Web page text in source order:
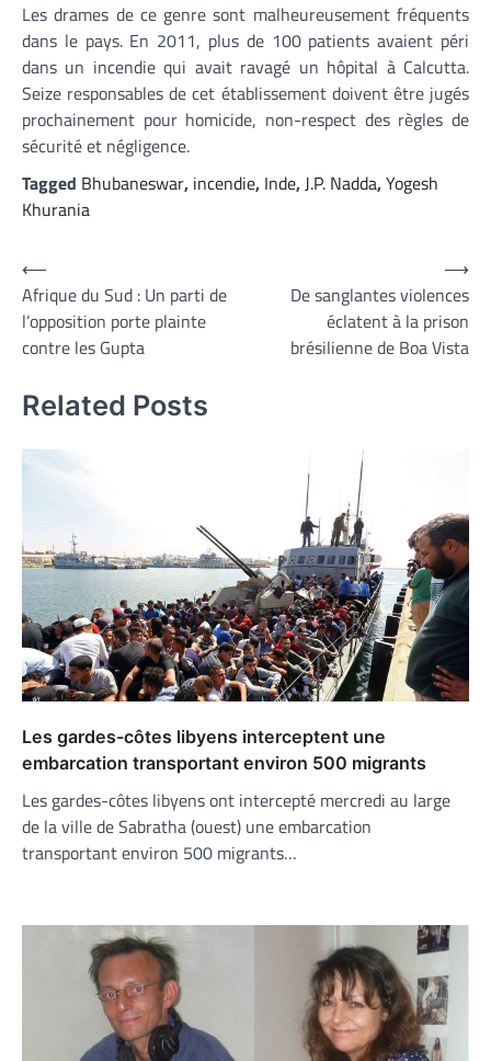
Les drames de ce genre sont malheureusement fréquents
dans le pays. En 2011, plus de 100 patients avaient péri
dans un incendie qui avait ravagé un hôpital à Calcutta.
Seize responsables de cet établissement doivent être jugés
prochainement pour homicide, non-respect des règles de
sécurité et négligence.
Tagged Bhubaneswar, incendie, Inde,J.P. Nadda,Yogesh
Khurania
Navigation
de
l’article
⟵
Afrique du Sud : Un parti de
l’opposition porte plainte
contre les Gupta
De sanglantes violences
éclatent à la prison
brésilienne de Boa Vista
⟶
Related Posts
Les gardes-côtes libyens interceptent une
embarcation transportant environ 500 migrants
Les gardes-côtes libyens ont intercepté mercredi au large
de la ville de Sabratha (ouest) une embarcation
transportant environ 500 migrants…